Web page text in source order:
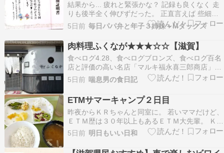
結果から... 疲れと緊張かな？ 記録も良くなく 走
りも後半全く伸びずだった。 正直言えば 些細な
事で 試合前のピリピリした娘とぶつかり喧嘩気味
になったことを今更反省.... 駄目な母です。 色々
ありましたが 冷静になり考えてみるとインターハ
イに出場までの道のりはかなり険しかっ…
5日前 毎日パパ弁と年子３姉妹＋Mダックス
肉料理ふくなが★★★☆☆【滋賀】
食べログ4.28、食べログブロンズ、食べログ百名
店と評価の高い名店「マルキ福永喜三郎商店」と
いう精肉店を母体にもつらしくそこの直営のお店
です。京都のレジェンドのくいしんぼー山中さん
もここのお肉を使われてるそうです 生物●ハツ刺
し 肉の前菜3種盛り ●外ももタタキ●白せんまい●
外…
5日前 喘息男の食日記
ETMサマーキャンプ２日目
昨夜からＫＲちゃんと同室に。 若いママだけど、
ＥＴＭ歴は３０年以上もあるＥＴＭ大先輩。 ＫＲ
ちゃんと同室になったおかげで 消灯の早いオリセ
ンで居場所がない高校生、大学生が 私たちの部屋
による遊びに来て ずっとおしゃべりしていまし
5日前 明日もいい日和